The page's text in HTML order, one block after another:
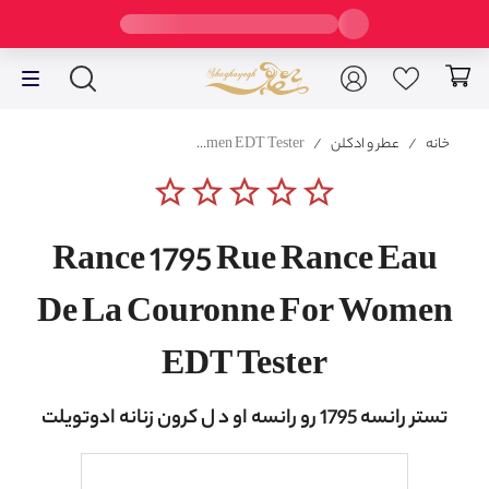
خانه / عطر و ادکلن /
Rance 1795 Rue Rance Eau De La Couronne For Women EDT Tester
star_borderstar_borderstar_borderstar_borderstar_border
Rance 1795 Rue Rance Eau
De La Couronne For Women
EDT Tester
تستر رانسه 1795 رو رانسه او د ل کرون زنانه ادوتویلت